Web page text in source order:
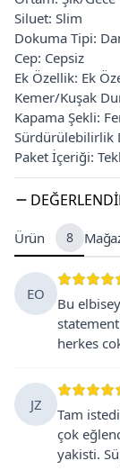
Siluet: Slim
Dokuma Tipi:
Cep: Cepsiz
Ek Özellik: Ek
Kemer/Kuşak
Kapama Şekli:
Sürdürülebilirlik
Paket İçeriği:
Ürün 8
EO
Bu
herkes
JZ
Tam
çok
yakisti.